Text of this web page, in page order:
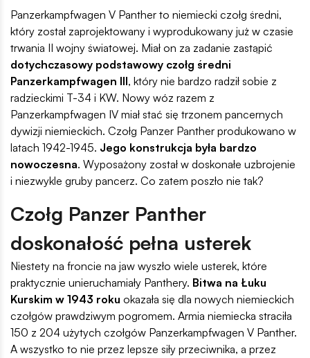
Panzerkampfwagen V Panther to niemiecki czołg średni,
który został zaprojektowany i wyprodukowany już w czasie
trwania II wojny światowej. Miał on za zadanie zastąpić
dotychczasowy podstawowy czołg średni
Panzerkampfwagen III, który nie bardzo radził sobie z
radzieckimi T-34 i KW. Nowy wóz razem z
Panzerkampfwagen IV miał stać się trzonem pancernych
dywizji niemieckich. Czołg Panzer Panther produkowano w
latach 1942-1945. Jego konstrukcja była bardzo
nowoczesna. Wyposażony został w doskonałe uzbrojenie
i niezwykle gruby pancerz. Co zatem poszło nie tak?
Czołg Panzer Panther
doskonałość pełna usterek
Niestety na froncie na jaw wyszło wiele usterek, które
praktycznie unieruchamiały Panthery. Bitwa na Łuku
Kurskim w 1943 roku okazała się dla nowych niemieckich
czołgów prawdziwym pogromem. Armia niemiecka straciła
150 z 204 użytych czołgów Panzerkampfwagen V Panther.
A wszystko to nie przez lepsze siły przeciwnika, a przez